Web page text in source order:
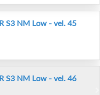
S3 NM Low - vel. 45
S3 NM Low - vel. 46